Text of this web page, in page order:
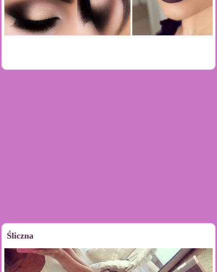
Śliczna